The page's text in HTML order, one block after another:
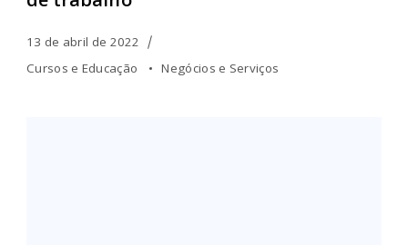
13 de abril de 2022
Cursos e Educação
Negócios e Serviços